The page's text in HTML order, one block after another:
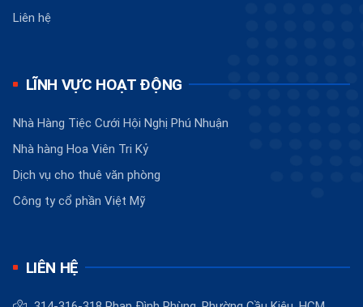
Liên hệ
LĨNH VỰC HOẠT ĐỘNG
Nhà Hàng Tiệc Cưới Hội Nghị Phú Nhuận
Nhà hàng Hoa Viên Tri Kỷ
Dịch vụ cho thuê văn phòng
Công ty cổ phần Việt Mỹ
LIÊN HỆ